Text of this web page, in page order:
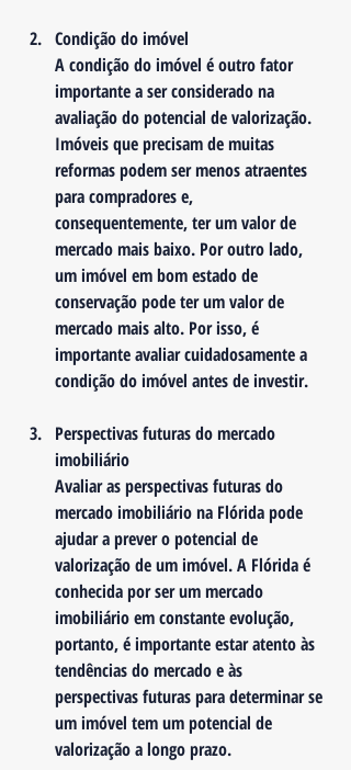
Condição do imóvel
A condição do imóvel é outro fator
importante a ser considerado na
avaliação do potencial de valorização.
Imóveis que precisam de muitas
reformas podem ser menos atraentes
para compradores e,
consequentemente, ter um valor de
mercado mais baixo. Por outro lado,
um imóvel em bom estado de
conservação pode ter um valor de
mercado mais alto. Por isso, é
importante avaliar cuidadosamente a
condição do imóvel antes de investir.
Perspectivas futuras do mercado
imobiliário
Avaliar as perspectivas futuras do
mercado imobiliário na Flórida pode
ajudar a prever o potencial de
valorização de um imóvel. A Flórida é
conhecida por ser um mercado
imobiliário em constante evolução,
portanto, é importante estar atento às
tendências do mercado e às
perspectivas futuras para determinar se
um imóvel tem um potencial de
valorização a longo prazo.